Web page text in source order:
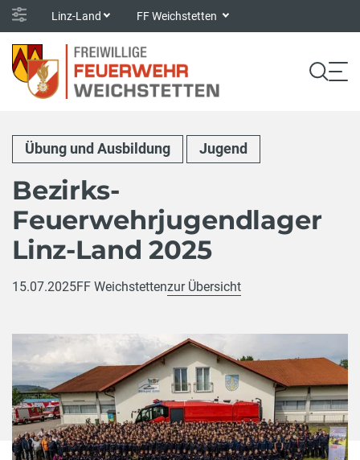
Linz-Land FF Weichstetten
Übung und Ausbildung Jugend
Bezirks-
Feuerwehrjugendlager
Linz-Land 2025
15.07.2025FF Weichstettenzur Übersicht